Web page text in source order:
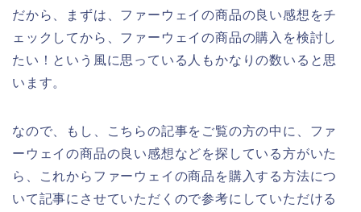
だから、まずは、ファーウェイの商品の良い感想をチ
ェックしてから、ファーウェイの商品の購入を検討し
たい！という風に思っている人もかなりの数いると思
います。
なので、もし、こちらの記事をご覧の方の中に、ファ
ーウェイの商品の良い感想などを探している方がいた
ら、これからファーウェイの商品を購入する方法につ
いて記事にさせていただくので参考にしていただける